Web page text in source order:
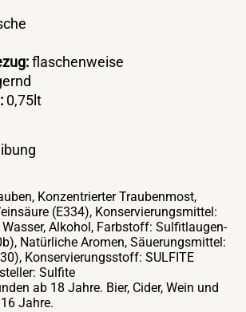
flaschenweise
0,75lt
Konzentrierter Traubenmost,
(E334), Konservierungsmittel:
Wasser, Alkohol, Farbstoff: Sulfitlaugen-
Natürliche Aromen, Säuerungsmittel:
Konservierungsstoff: SULFITE
Sulfite
ab 18 Jahre. Bier, Cider, Wein und
Jahre.